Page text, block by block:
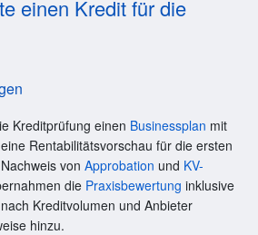
einen Kredit für die
Kreditprüfung einen Businessplan mit
Rentabilitätsvorschau für die ersten
von Approbation und KV-
die Praxisbewertung inklusive
Kreditvolumen und Anbieter
hinzu.